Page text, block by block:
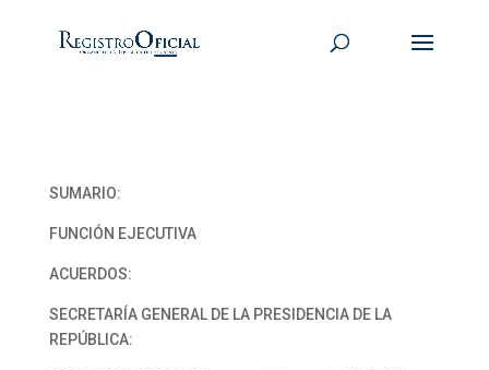
SUMARIO:
FUNCIÓN EJECUTIVA
ACUERDOS:
SECRETARÍA GENERAL DE LA PRESIDENCIA DE LA
REPÚBLICA: